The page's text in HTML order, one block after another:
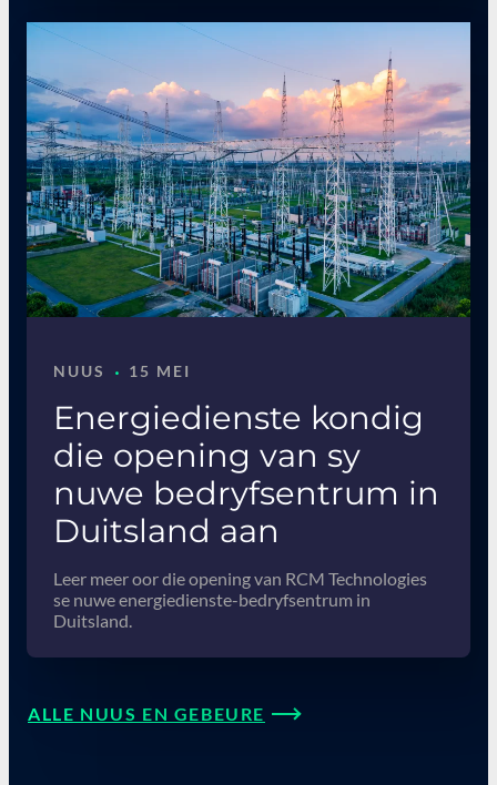
Energiedienste kondig
die opening van sy
nuwe bedryfsentrum in
Duitsland aan
NUUS · 15 MEI
Leer meer oor die opening van RCM Technologies
se nuwe energiedienste-bedryfsentrum in
Duitsland.
ALLE NUUS EN GEBEURE